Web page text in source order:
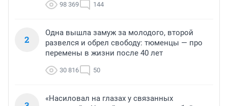
98 369 144
2
Одна вышла замуж за молодого, второй
развелся и обрел свободу: тюменцы — про
перемены в жизни после 40 лет
30 816 50
«Насиловал на глазах у связанных